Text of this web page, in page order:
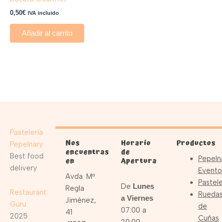
0,50€ IVA incluido
Añadir al carrito
Pastelería
Pepelnary
Best food
delivery
Restaurant
Guru
2025
Nos
encuentras
en
Avda. Mª
Regla
Jiménez,
41
Horario
de
Apertura
De Lunes
a Viernes
07:00 a
Productos
de
Cuñas